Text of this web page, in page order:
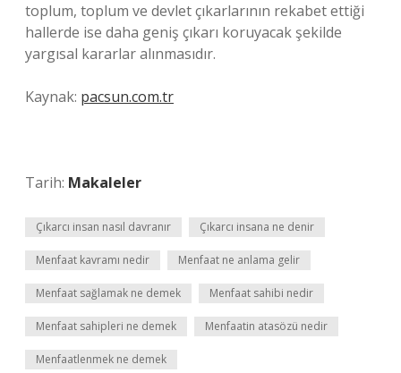
toplum, toplum ve devlet çıkarlarının rekabet ettiği
hallerde ise daha geniş çıkarı koruyacak şekilde
yargısal kararlar alınmasıdır.
Kaynak: pacsun.com.tr
Tarih: Makaleler
Çıkarcı insan nasıl davranır Çıkarcı insana ne denir
Menfaat kavramı nedir Menfaat ne anlama gelir
Menfaat sağlamak ne demek Menfaat sahibi nedir
Menfaat sahipleri ne demek Menfaatin atasözü nedir
Menfaatlenmek ne demek